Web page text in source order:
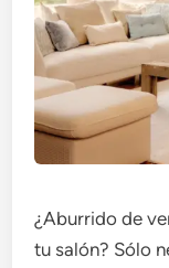
¿Aburrido de
tu salón? Sólo